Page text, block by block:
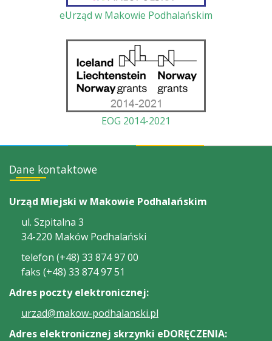
eUrząd w Makowie Podhalańskim
EOG 2014-2021
Dane kontaktowe
Urząd Miejski w Makowie Podhalańskim
ul. Szpitalna 3
34-220 Maków Podhalański
telefon (+48) 33 874 97 00
faks (+48) 33 874 97 51
Adres poczty elektronicznej:
urzad@makow-podhalanski.pl
Adres elektronicznej skrzynki eDORĘCZENIA: